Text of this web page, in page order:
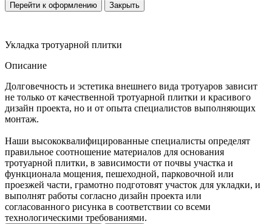
Перейти к оформлению Закрыть
Укладка тротуарной плитки
Описание
Долговечность и эстетика внешнего вида тротуаров зависит
не только от качественной тротуарной плитки и красивого
дизайн проекта, но и от опыта специалистов выполняющих
монтаж.
Наши высококвалифицированные специалисты определят
правильное соотношение материалов для основания
тротуарной плитки, в зависимости от почвы участка и
функционала мощения, пешеходной, парковочной или
проезжей части, грамотно подготовят участок для укладки, и
выполнят работы согласно дизайн проекта или
согласованного рисунка в соответствии со всеми
технологическими требованиями.